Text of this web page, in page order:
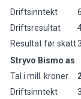
Driftsinntekt
Driftsresultat
Resultat før skatt
Stryvo Bismo as
Tal i mill. kroner
Driftsinntekt